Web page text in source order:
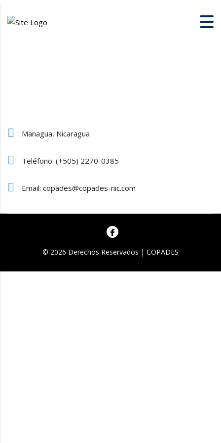
Managua, Nicaragua
Teléfono: (+505) 2270-0385
Email: copades@copades-nic.com
© 2026 Derechos Reservados | COPADES